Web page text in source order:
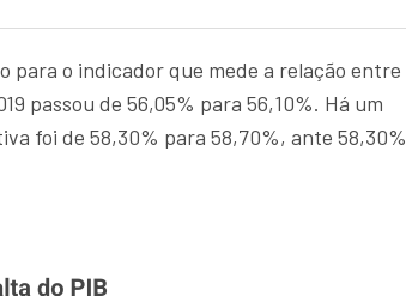
para o indicador que mede a relação entre
passou de 56,05% para 56,10%. Há um
foi de 58,30% para 58,70%, ante 58,30%